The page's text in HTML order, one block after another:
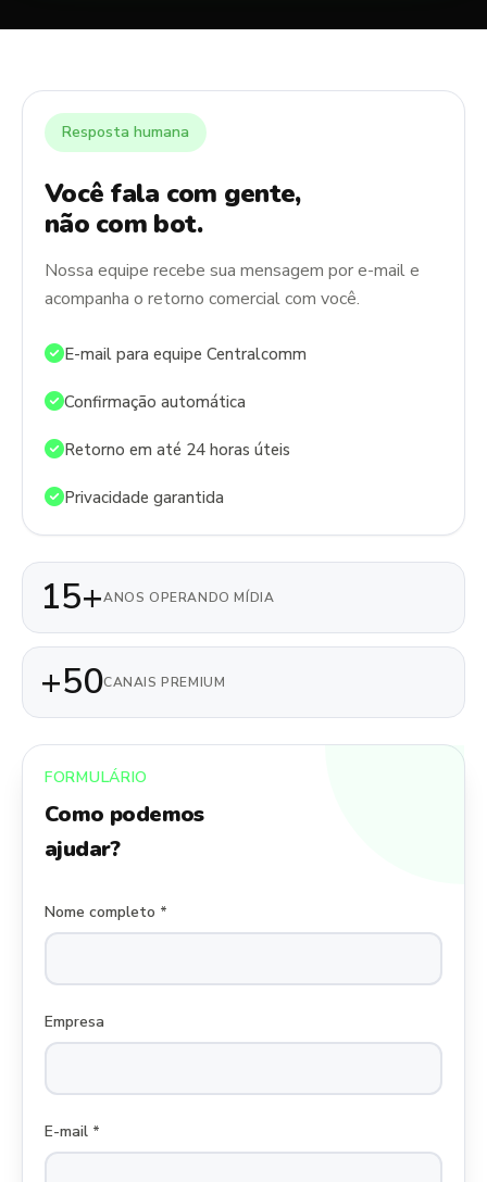
Resposta humana
Você fala com gente,
não com bot.
Nossa equipe recebe sua mensagem por e-mail e
acompanha o retorno comercial com você.
E-mail para equipe Centralcomm
Confirmação automática
Retorno em até 24 horas úteis
Privacidade garantida
15+ANOS OPERANDO MÍDIA
+50CANAIS PREMIUM
FORMULÁRIO
Como podemos
ajudar?
Nome completo *
Empresa
E-mail *